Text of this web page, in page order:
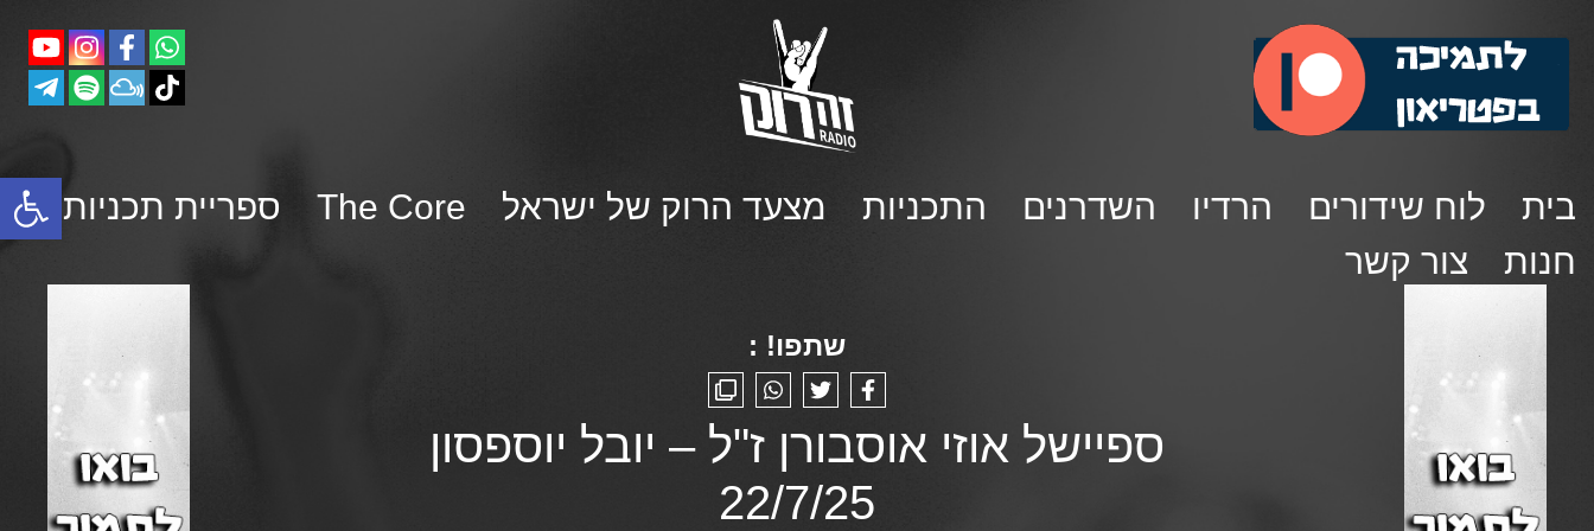
פתח סרגל נגישות בית לוח שידורים הרדיו השדרנים התכניות מצעד הרוק של ישראל The Core
ספריית תכניות
חנות
צור קשר
שתפו! :
ספיישל אוזי אוסבורן ז"ל – יובל יוספסון
22/7/25